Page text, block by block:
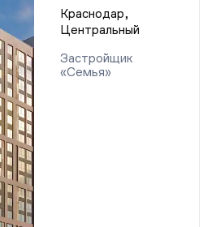
Краснодар,
Центральный
Застройщик
«Семья»